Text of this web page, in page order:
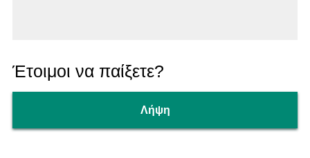
Έτοιμοι να παίξετε?
Λήψη